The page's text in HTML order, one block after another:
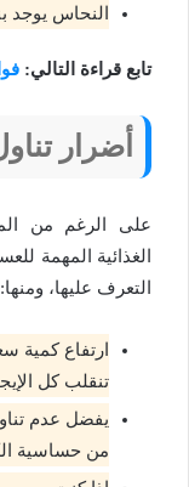
النحاس يوجد بنسبة 0.097
تابع قراءة التالي:
أضرار
على الرغم من
الغذائية المهمة
التعرف عليها، ومنها:
ارتفاع كمية
تنقلب كل
يفضل عدم
من حساسية